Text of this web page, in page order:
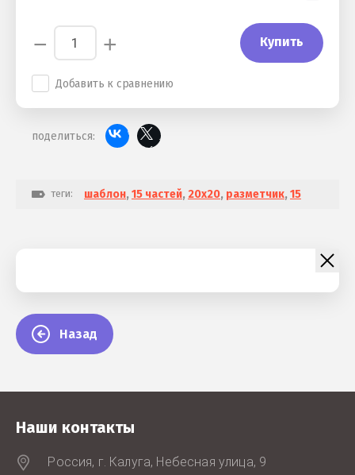
− + Купить
Добавить к сравнению
поделиться:
теги: шаблон,15 частей, 20х20, разметчик,15
Назад
Наши контакты
Россия, г. Калуга, Небесная улица, 9